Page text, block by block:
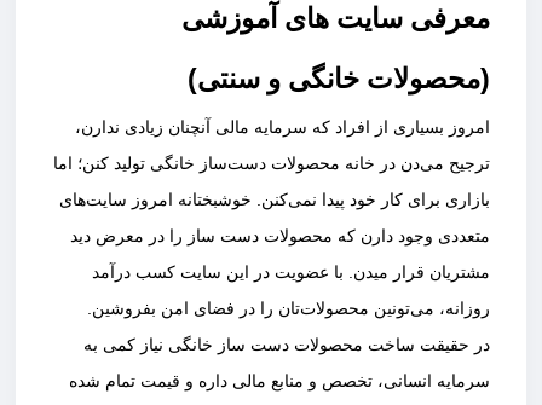
معرفی سایت های آموزشی
(محصولات خانگی و سنتی)
امروز بسیاری از افراد که سرمایه مالی آنچنان زیادی ندارن،
ترجیح می‌دن در خانه محصولات دست‌ساز خانگی تولید کنن؛ اما
بازاری برای کار خود پیدا نمی‌کنن. خوشبختانه امروز سایت‌های
متعددی وجود دارن که محصولات دست ساز را در معرض دید
مشتریان قرار میدن. با عضویت در این سایت کسب درآمد
روزانه، می‌تونین محصولات‌تان را در فضای امن بفروشین.
در حقیقت ساخت محصولات دست ساز خانگی نیاز کمی به
سرمایه انسانی، تخصص و منابع مالی داره و قیمت تمام شده